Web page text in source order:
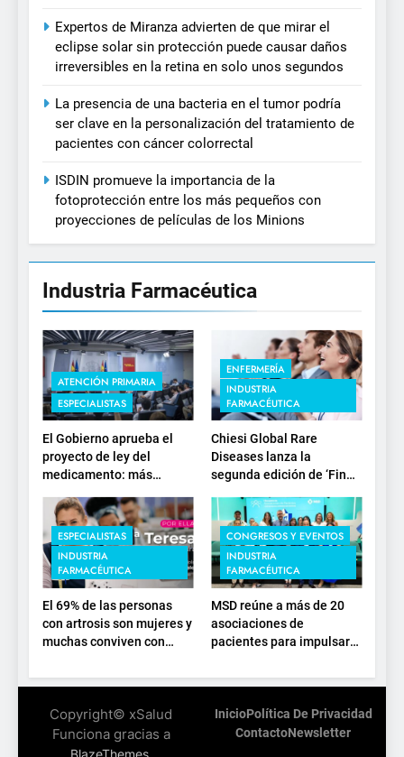
Expertos de Miranza advierten de que mirar el
eclipse solar sin protección puede causar daños
irreversibles en la retina en solo unos segundos
La presencia de una bacteria en el tumor podría
ser clave en la personalización del tratamiento de
pacientes con cáncer colorrectal
ISDIN promueve la importancia de la
fotoprotección entre los más pequeños con
proyecciones de películas de los Minions
Industria Farmacéutica
ATENCIÓN PRIMARIA
ESPECIALISTAS
El Gobierno aprueba el
proyecto de ley del
medicamento: más
sostenibilidad, autonomía
estratégica y
modernización para el
SNS
ENFERMERÍA
INDUSTRIA
FARMACÉUTICA
Chiesi Global Rare
Diseases lanza la
segunda edición de ‘Find
For Rare’ para impulsar la
investigación en
enfermedades de
depósito lisosomal
ESPECIALISTAS
INDUSTRIA
FARMACÉUTICA
El 69% de las personas
con artrosis son mujeres y
muchas conviven con
los 50, en plena etapa
CONGRESOS Y EVENTOS
INDUSTRIA
FARMACÉUTICA
MSD reúne a más de 20
asociaciones de
pacientes para impulsar
presente y el futuro del
Copyright© xSalud
Funciona gracias a
InicioPolítica De Privacidad
ContactoNewsletter